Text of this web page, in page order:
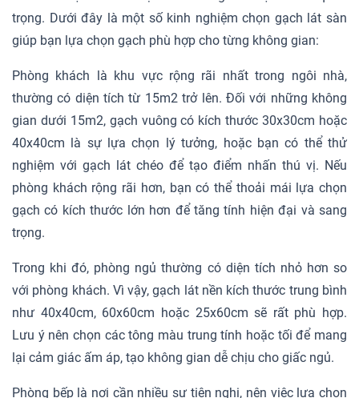
trọng. Dưới đây là một số kinh nghiệm chọn gạch lát sàn
giúp bạn lựa chọn gạch phù hợp cho từng không gian:
Phòng khách là khu vực rộng rãi nhất trong ngôi nhà,
thường có diện tích từ 15m2 trở lên. Đối với những không
gian dưới 15m2, gạch vuông có kích thước 30x30cm hoặc
40x40cm là sự lựa chọn lý tưởng, hoặc bạn có thể thử
nghiệm với gạch lát chéo để tạo điểm nhấn thú vị. Nếu
phòng khách rộng rãi hơn, bạn có thể thoải mái lựa chọn
gạch có kích thước lớn hơn để tăng tính hiện đại và sang
trọng.
Trong khi đó, phòng ngủ thường có diện tích nhỏ hơn so
với phòng khách. Vì vậy, gạch lát nền kích thước trung bình
như 40x40cm, 60x60cm hoặc 25x60cm sẽ rất phù hợp.
Lưu ý nên chọn các tông màu trung tính hoặc tối để mang
lại cảm giác ấm áp, tạo không gian dễ chịu cho giấc ngủ.
Phòng bếp là nơi cần nhiều sự tiện nghi, nên việc lựa chọn